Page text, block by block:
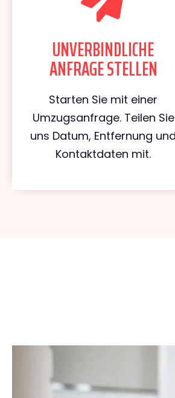
UNVERBINDLICHE
ANFRAGE STELLEN
Starten Sie mit einer
Umzugsanfrage. Teilen Sie
uns Datum, Entfernung und
Kontaktdaten mit.